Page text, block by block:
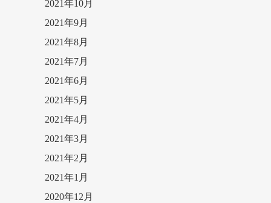
2021年10月
2021年9月
2021年8月
2021年7月
2021年6月
2021年5月
2021年4月
2021年3月
2021年2月
2021年1月
2020年12月